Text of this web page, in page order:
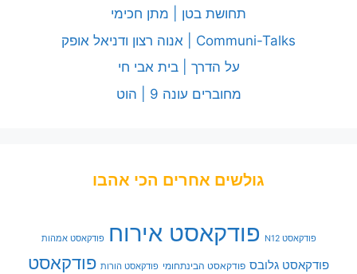
תחושת בטן | מתן חכימי
Communi-Talks | אנוה רצון ודניאל אופק
על הדרך | בית אבי חי
מחוברים עונה 9 | הוט
גולשים אחרים הכי אהבו
פודקאסט N12 פודקאסט אירוח פודקאסט אמהות
פודקאסט גלובס פודקאסט הבינתחומי פודקאסט הורות פודקאסט